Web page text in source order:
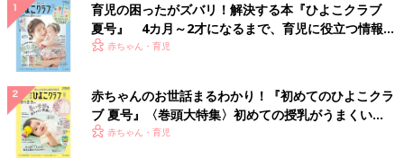
育児の困ったがズバリ！解決する本『ひよこクラブ
夏号』 4カ月～2才になるまで、育児に役立つ情報が
いっぱい！
赤ちゃん・育児
赤ちゃんのお世話まるわかり！『初めてのひよこクラ
ブ 夏号』〈巻頭大特集〉初めての授乳がうまくい
く！ おっぱい・ミルクの基本と夏のトラブル 解決テ
赤ちゃん・育児